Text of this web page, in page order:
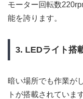
モーター回転数
能を誇ります。
3. LEDライト搭
暗い場所でも作業が
トが搭載されていま